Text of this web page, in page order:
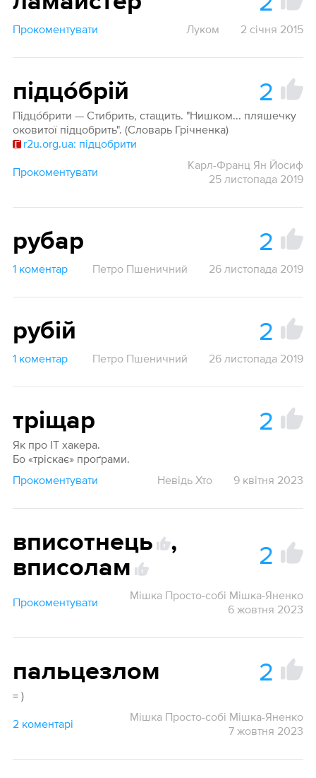
Прокоментувати Луком 2 січня 2015
підцо́брій 2
Підцо́брити — Стибрить, стащить. "Нишком... пляшечку
оковитої підцобрить". (Словарь Грічненка)
r2u.org.ua: підцобрити
Прокоментувати
Карл-Франц Ян Йосиф
25 листопада 2019
рубар 2
1 коментар Петро Пшеничний 26 листопада 2019
рубій 2
1 коментар Петро Пшеничний 26 листопада 2019
тріщар 2
Як про IT хакера.
Бо «тріскає» проґрами.
Прокоментувати
Невідь Хто 9 квітня 2023
вписотнець
,
вписолам
2
Прокоментувати
Мішка Просто-собі Мішка-Яненко
6 жовтня 2023
пальцезлом 2
= )
2 коментарі
Мішка Просто-собі Мішка-Яненко
7 жовтня 2023